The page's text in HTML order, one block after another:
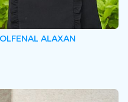
ALAXAN